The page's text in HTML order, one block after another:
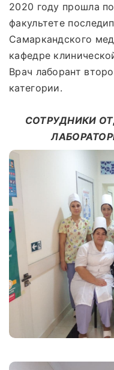
2020 году прошла
факультете
Самаркандского
кафедре
Врач лаборант
категории.
СОТРУДНИКИ